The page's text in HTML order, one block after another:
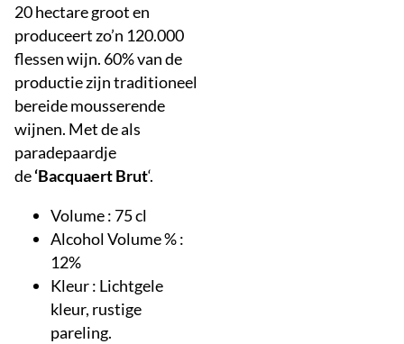
20 hectare groot en
produceert zo’n 120.000
flessen wijn. 60% van de
productie zijn traditioneel
bereide mousserende
wijnen. Met de als
paradepaardje
de‘Bacquaert Brut‘.
Volume : 75 cl
Alcohol Volume % :
12%
Kleur : Lichtgele
kleur, rustige
pareling.